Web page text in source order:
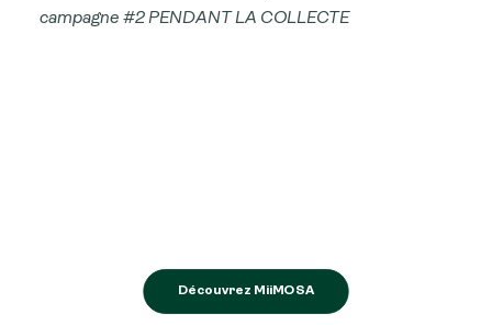
campagne #2 PENDANT LA COLLECTE
Découvrez MiiMOSA